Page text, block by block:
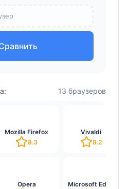
13 браузеров
Mozilla Firefox
8.3
Vivaldi
8.2
Opera
Microsoft Edge